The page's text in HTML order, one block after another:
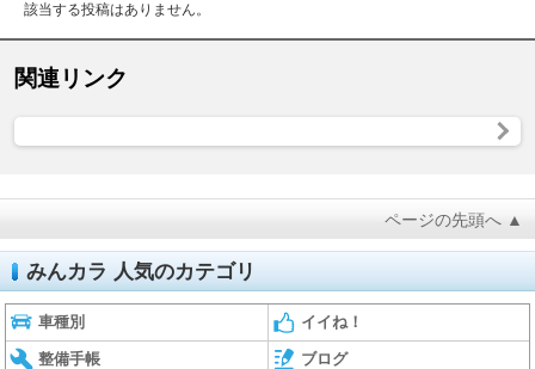
該当する投稿はありません。
関連リンク
ページの先頭へ ▲
みんカラ 人気のカテゴリ
車種別 イイね！
整備手帳 ブログ